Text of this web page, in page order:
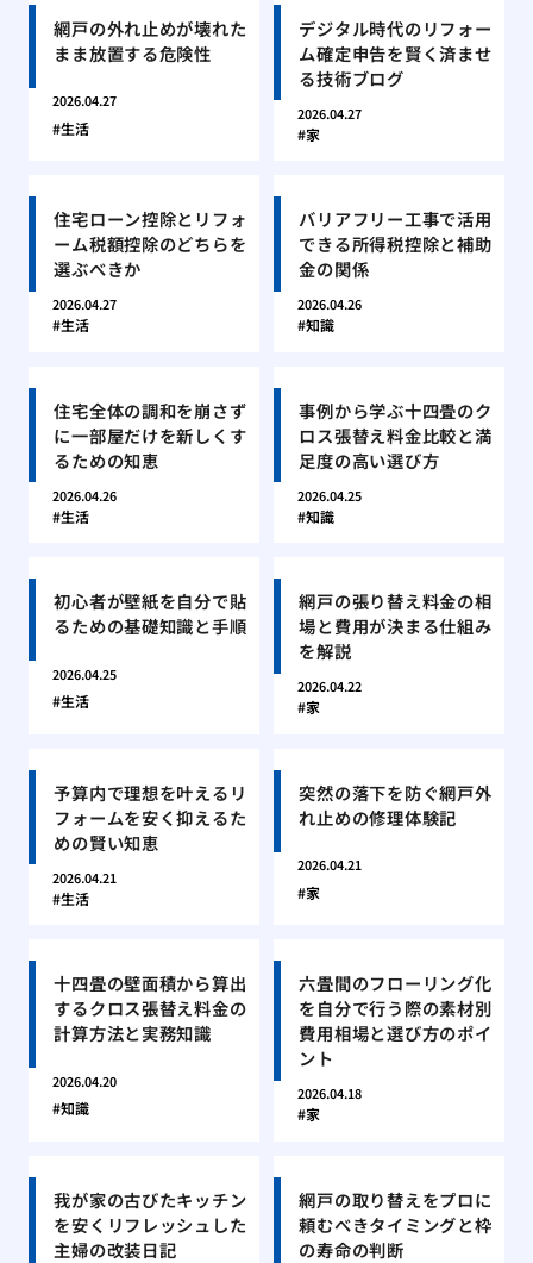
網戸の外れ止めが壊れた
まま放置する危険性
2026.04.27
生活
デジタル時代のリフォー
ム確定申告を賢く済ませ
る技術ブログ
2026.04.27
家
住宅ローン控除とリフォ
ーム税額控除のどちらを
選ぶべきか
2026.04.27
生活
バリアフリー工事で活用
できる所得税控除と補助
金の関係
2026.04.26
知識
住宅全体の調和を崩さず
に一部屋だけを新しくす
るための知恵
2026.04.26
生活
事例から学ぶ十四畳のク
ロス張替え料金比較と満
足度の高い選び方
2026.04.25
知識
初心者が壁紙を自分で貼
るための基礎知識と手順
2026.04.25
生活
網戸の張り替え料金の相
場と費用が決まる仕組み
を解説
2026.04.22
家
予算内で理想を叶えるリ
フォームを安く抑えるた
めの賢い知恵
2026.04.21
生活
突然の落下を防ぐ網戸外
れ止めの修理体験記
2026.04.21
家
十四畳の壁面積から算出
するクロス張替え料金の
計算方法と実務知識
2026.04.20
知識
六畳間のフローリング化
を自分で行う際の素材別
費用相場と選び方のポイ
ント
2026.04.18
家
我が家の古びたキッチン
を安くリフレッシュした
主婦の改装日記
網戸の取り替えをプロに
頼むべきタイミングと枠
の寿命の判断